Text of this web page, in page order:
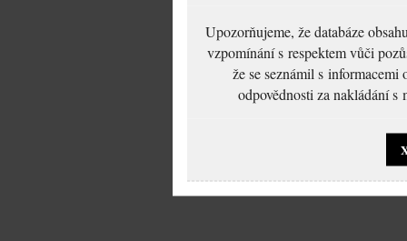
Upozorňujeme, že databáze
vzpomínání s respektem vůči
že se seznámil s
odpovědnosti za nakládání